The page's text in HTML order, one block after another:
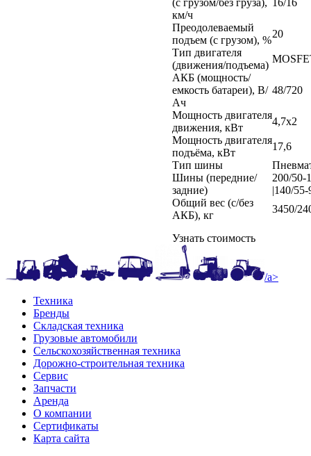
км/ч
Преодолеваемый
подъем (с грузом), %
20
Тип двигателя
(движения/подъема)
АКБ (мощность/
емкость батареи), В/
Ач
48/720
Мощность двигателя
движения, кВт
4,7x2
Мощность двигателя
подъёма, кВт
17,6
Тип шины
Шины (передние/
задние)
200/50-
|140/55-
Общий вес (с/без
АКБ), кг
3450/
Узнать стоимость
/a>
Техника
Бренды
Складская техника
Грузовые автомобили
Сельскохозяйственная техника
Дорожно-строительная техника
Сервис
Запчасти
Аренда
О компании
Сертификаты
Карта сайта